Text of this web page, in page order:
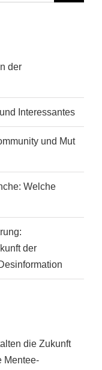
der
Interessantes
und Mut
Welche
der
die Zukunft
Mentee-